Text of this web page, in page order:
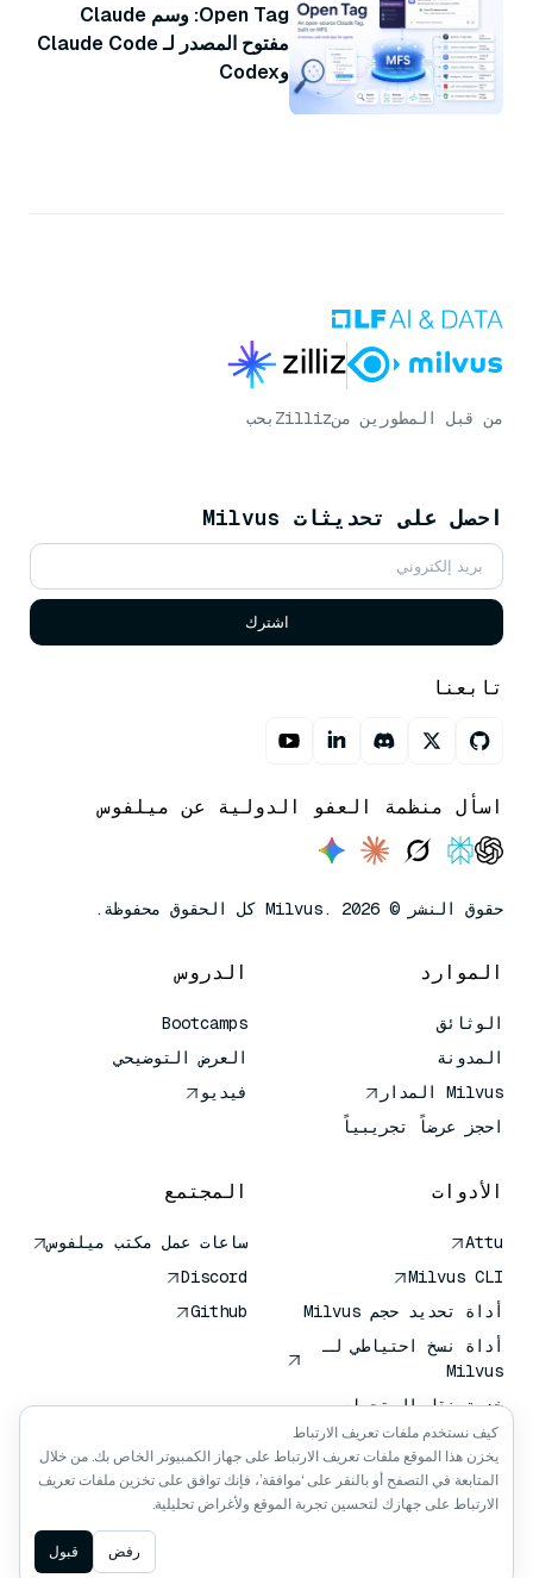
Open Tag: وسم Claude
مفتوح المصدر لـ Claude Code
وCodex
من قبل المطورين منZilliz بحب
احصل على تحديثات Milvus
اشترك
تابعنا
اسأل منظمة العفو الدولية عن ميلفوس
حقوق النشر © Milvus. 2026 كل الحقوق محفوظة.
الموارد
الوثائق
المدونة
Milvus المدار
احجز عرضاً تجريبياً
الدروس
Bootcamps
العرض التوضيحي
فيديو
الأدوات
Attu
Milvus CLI
أداة تحديد حجم Milvus
أداة نسخ احتياطي لـ
Milvus
خدمة نقل المتجهات
(VTS)
باحث عميق
سياق كلود كلود
المجتمع
ساعات عمل مكتب ميلفوس
Discord
Github
كيف نستخدم ملفات تعريف الارتباط
يخزن هذا الموقع ملفات تعريف الارتباط على جهاز الكمبيوتر الخاص بك. من خلال
المتابعة في التصفح أو بالنقر على ‘موافقة’، فإنك توافق على تخزين ملفات تعريف
الارتباط على جهازك لتحسين تجربة الموقع ولأغراض تحليلية.
رفض قبول